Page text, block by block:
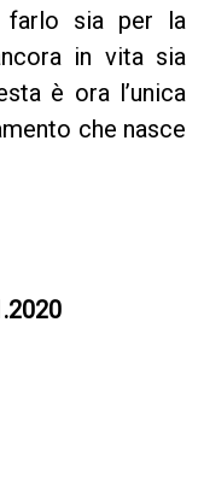
farlo sia per la
in vita sia
è ora l’unica
che nasce